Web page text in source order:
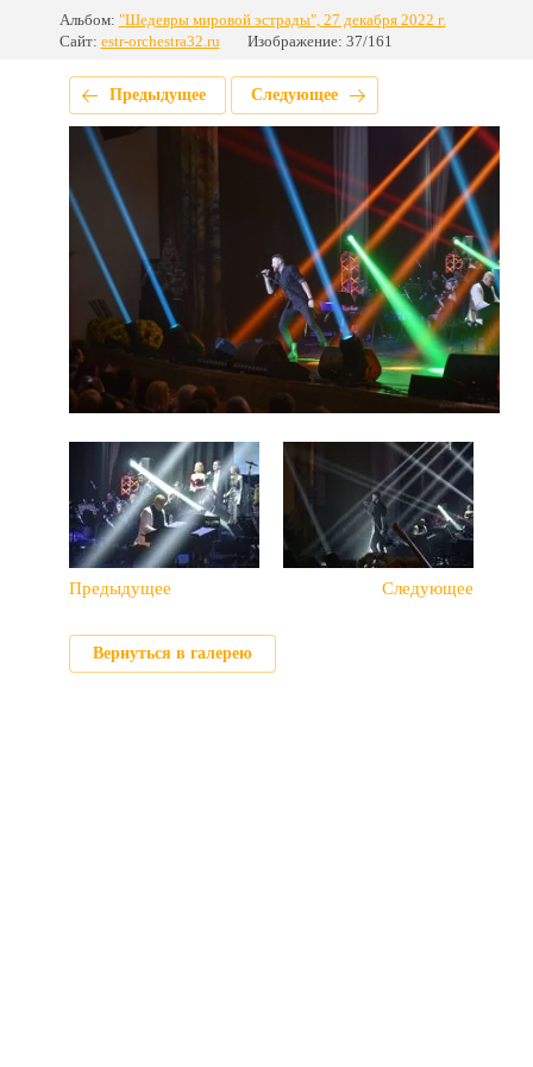
Альбом: "Шедевры мировой эстрады", 27 декабря 2022 г.
Сайт: estr-orchestra32.ru Изображение: 37/161
Предыдущее Следующее
Предыдущее Следующее
Вернуться в галерею